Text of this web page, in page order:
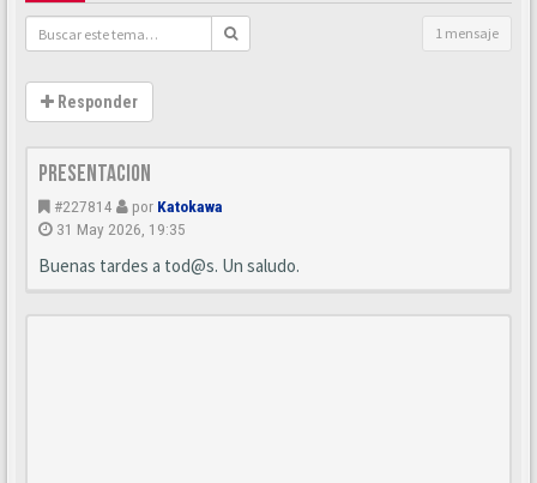
1 mensaje
Responder
Presentacion
#227814 por Katokawa
31 May 2026, 19:35
Buenas tardes a tod@s. Un saludo.